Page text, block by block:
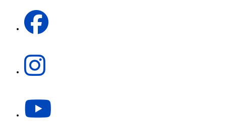
pestaña
abre
abre
nueva
pestaña